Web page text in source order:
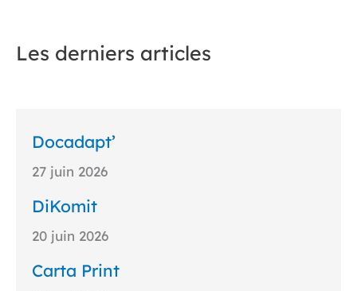
Les derniers articles
Docadapt’
27 juin 2026
DiKomit
20 juin 2026
Carta Print